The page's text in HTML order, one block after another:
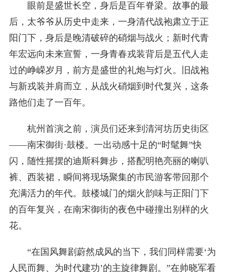
眼前是盛世长空，身后是百年脊梁。故事的最
后，太爷爷从历史中走来，一身清代战袍肃立于正
阳门下，身后是晚清破碎的硝烟与战火；新时代青
年宏远向未来宣誓，一身青春戎装背后是五代人走
过的峥嵘岁月，前方是盛世的礼炮与灯火。旧战袍
与新戎装并肩而立，从战火硝烟到时代复兴，这条
路他们走了一百年。
杭州首演之前，演员们还来到清河坊历史街区
——南宋御街·鼓楼。一出动感十足的“时髦舞”快
闪，随性摇摆的迪斯科舞步，搭配明艳亮丽的喇叭
裤、西装裙，瞬间将现场聚集的市民游客带回那个
充满活力的年代。鼓楼城门的烟火韵味与正阳门下
的百年复兴，在南宋御街的夜色中碰撞出别样的火
花。
“在国风舞剧蔚然成风的当下，我们同样需要‘为
人民而舞、为时代建功’的主旋律舞剧。”在帅晓军看